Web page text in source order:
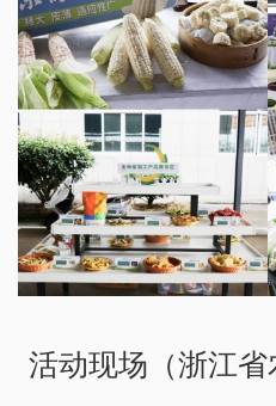
活动现场（浙江省